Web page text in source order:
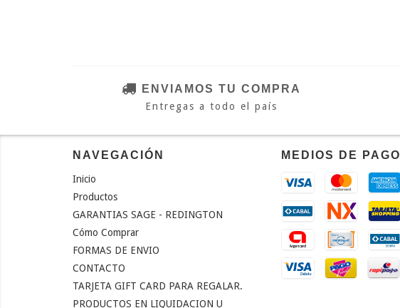
ENVIAMOS TU COMPRA
Entregas a todo el país
NAVEGACIÓN
Inicio
Productos
GARANTIAS SAGE - REDINGTON
Cómo Comprar
FORMAS DE ENVIO
CONTACTO
TARJETA GIFT CARD PARA REGALAR.
PRODUCTOS EN LIQUIDACION U
MEDIOS DE PAGO